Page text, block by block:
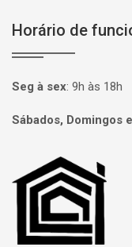
Horário de
Seg à sex: 9h às 18h
Sábados, Domingos
Página inicial